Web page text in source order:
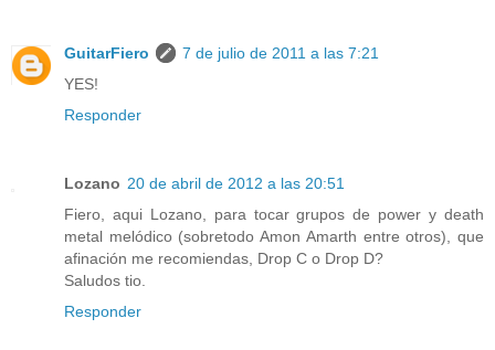
GuitarFiero
7 de julio de 2011 a las 7:21
YES!
Responder
Lozano 20 de abril de 2012 a las 20:51
Fiero, aqui Lozano, para tocar grupos de power y death
metal melódico (sobretodo Amon Amarth entre otros), que
afinación me recomiendas, Drop C o Drop D?
Saludos tio.
Responder